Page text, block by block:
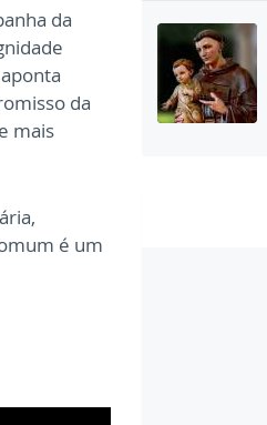
da
da
mais
é um